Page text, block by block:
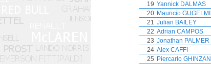
19 Yannick DALMAS
20 Mauricio
21 Julian BAILEY
22 Adrian CAMPOS
23 Jonathan PALMER
24 Alex CAFFI
25 Piercarlo GHINZANI